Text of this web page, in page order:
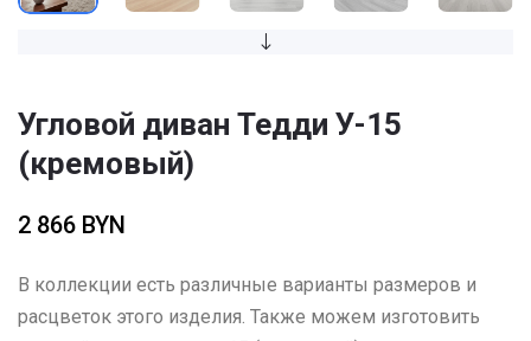
Угловой диван Тедди У-15
(кремовый)
2 866 BYN
В коллекции есть различные варианты размеров и
расцветок этого изделия. Также можем изготовить